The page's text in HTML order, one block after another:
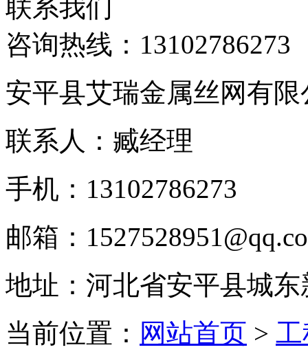
联系我们
咨询热线： 13102786273
安平县艾瑞金属丝网有限
联系人：臧经理
手机：13102786273
邮箱：
地址：河北省安平县城
当前位置： 网站首页 >